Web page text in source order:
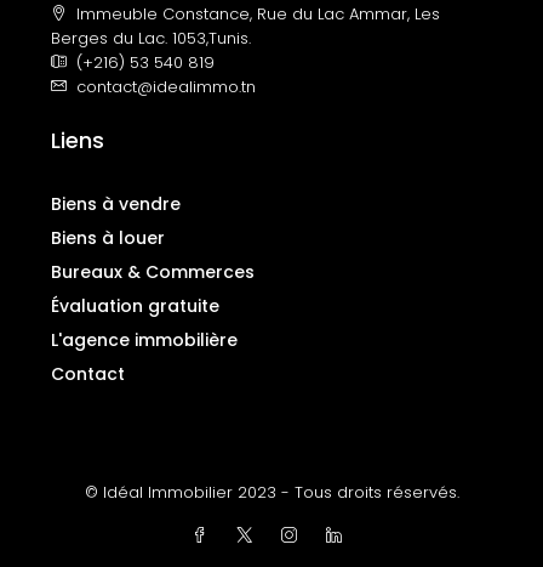
Immeuble Constance, Rue du Lac Ammar, Les
Berges du Lac. 1053,Tunis.
(+216) 53 540 819
contact@idealimmo.tn
Liens
Biens à vendre
Biens à louer
Bureaux & Commerces
Évaluation gratuite
L'agence immobilière
Contact
© Idéal Immobilier 2023 - Tous droits réservés.